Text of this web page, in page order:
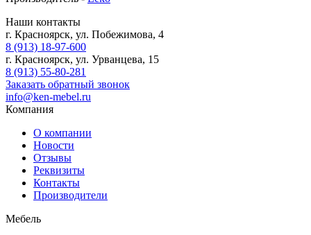
Наши контакты
г. Красноярск, ул. Побежимова, 4
8 (913) 18-97-600
г. Красноярск, ул. Урванцева, 15
8 (913) 55-80-281
Заказать обратный звонок
info@ken-mebel.ru
Компания
О компании
Новости
Отзывы
Реквизиты
Контакты
Производители
Мебель